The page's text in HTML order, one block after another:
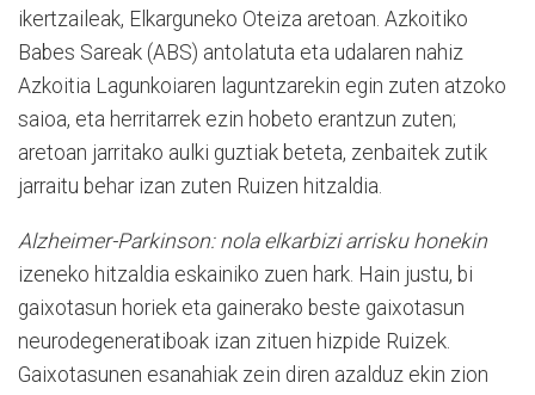
ikertzaileak, Elkarguneko Oteiza aretoan. Azkoitiko
Babes Sareak (ABS) antolatuta eta udalaren nahiz
Azkoitia Lagunkoiaren laguntzarekin egin zuten atzoko
saioa, eta herritarrek ezin hobeto erantzun zuten;
aretoan jarritako aulki guztiak beteta, zenbaitek zutik
jarraitu behar izan zuten Ruizen hitzaldia.
Alzheimer-Parkinson: nola elkarbizi arrisku honekin
izeneko hitzaldia eskainiko zuen hark. Hain justu, bi
gaixotasun horiek eta gainerako beste gaixotasun
neurodegeneratiboak izan zituen hizpide Ruizek.
Gaixotasunen esanahiak zein diren azalduz ekin zion